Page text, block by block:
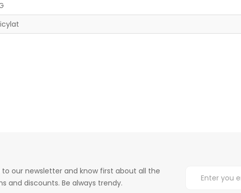
to our newsletter and know first about all the
and discounts. Be always trendy.